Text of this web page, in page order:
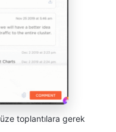
toplantılara gerek